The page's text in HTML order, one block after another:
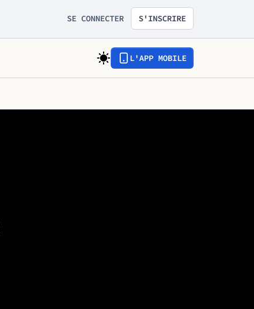
SE CONNECTER S'INSCRIRE
L'APP MOBILE